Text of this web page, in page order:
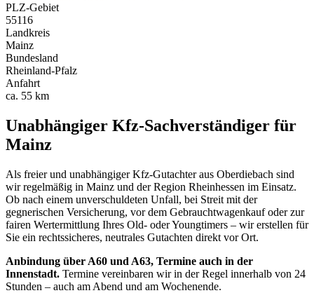
PLZ-Gebiet
55116
Landkreis
Mainz
Bundesland
Rheinland-Pfalz
Anfahrt
ca. 55 km
Unabhängiger Kfz-Sachverständiger für
Mainz
Als freier und unabhängiger Kfz-Gutachter aus Oberdiebach sind
wir regelmäßig in Mainz und der Region Rheinhessen im Einsatz.
Ob nach einem unverschuldeten Unfall, bei Streit mit der
gegnerischen Versicherung, vor dem Gebrauchtwagenkauf oder zur
fairen Wertermittlung Ihres Old- oder Youngtimers – wir erstellen für
Sie ein rechtssicheres, neutrales Gutachten direkt vor Ort.
Anbindung über A60 und A63, Termine auch in der
Innenstadt. Termine vereinbaren wir in der Regel innerhalb von 24
Stunden – auch am Abend und am Wochenende.